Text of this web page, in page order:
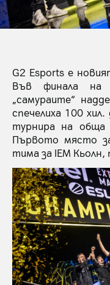
G2 Esports е
Във финала
„самураите“
спечелиха 100
турнира на
Първото място
тима за IEM